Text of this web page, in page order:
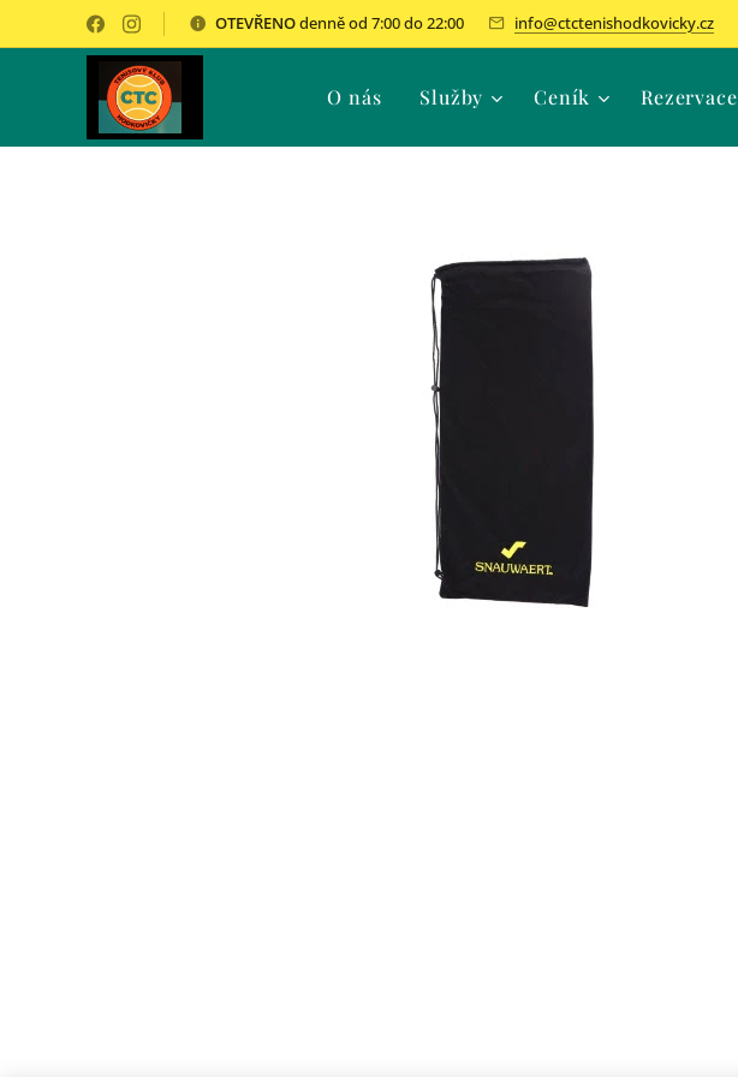
OTEVŘENOdenně od 7:00 do 22:00 info@ctctenishodkovicky.cz
O nás Služby Ceník Rezervace